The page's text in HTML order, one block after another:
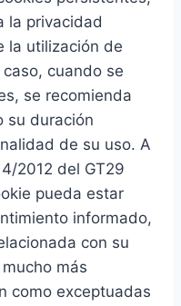
la privacidad
la utilización de
cuando se
se recomienda
su duración
de su uso. A
2012 del GT29
pueda estar
informado,
con su
más
como exceptuadas